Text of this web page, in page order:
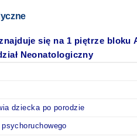
się na 1 piętrze bloku
Neonatologiczny
dziecka po porodzie